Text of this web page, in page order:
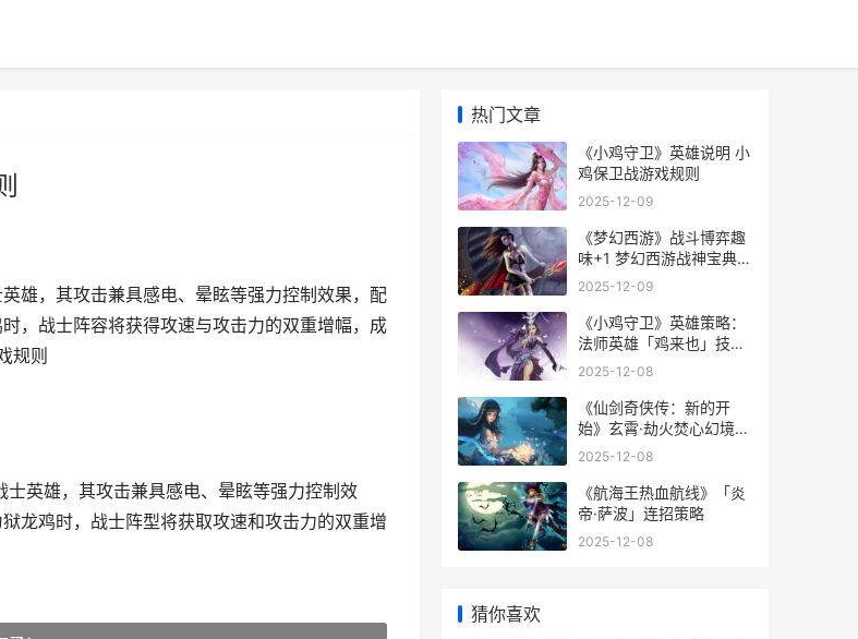
雄，其攻击兼具感电、晕眩等强力控制效果，配
，战士阵容将获得攻速与攻击力的双重增幅，成
规则
英雄，其攻击兼具感电、晕眩等强力控制效
龙鸡时，战士阵型将获取攻速和攻击力的双重增
热门文章
《小鸡守卫》英雄说明 小
鸡保卫战游戏规则
2025-12-09
《梦幻西游》战斗博弈趣
味+1 梦幻西游战神宝典效
果
2025-12-09
《小鸡守卫》英雄策略：
法师英雄「鸡来也」技能
机制说明 小鸡保卫战游戏
2025-12-08
《仙剑奇侠传：新的开
始》玄霄·劫火焚心幻境试
炼阵型主推 仙剑奇侠传新
2025-12-08
《航海王热血航线》「炎
帝·萨波」连招策略
2025-12-08
猜你喜欢